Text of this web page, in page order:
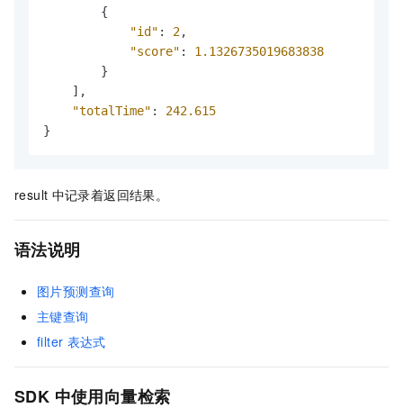
{
"id" : 2,
"score" :
1.1326735019683838
}
] ,
"totalTime" :
242.615
}
result 中记录着返回结果。
语法说明
图片预测查询
主键查询
filter 表达式
SDK 中使用向量检索